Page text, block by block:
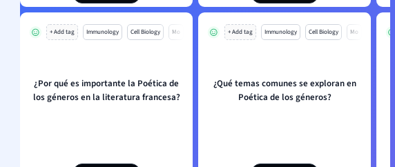
+ Add tag Immunology Cell Biology Mo
¿Por qué es importante la Poética de
los géneros en la literatura francesa?
+ Add tag Immunology Cell Biology Mo
¿Qué temas comunes se exploran en
Poética de los géneros?